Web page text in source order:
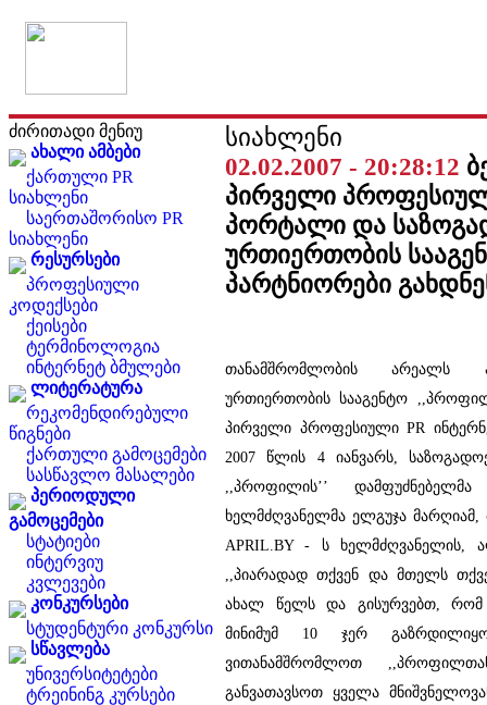
ძირითადი მენიუ
ახალი ამბები
ქართული PR
სიახლენი
საერთაშორისო PR
სიახლენი
რესურსები
პროფესიული
კოდექსები
ქეისები
ტერმინოლოგია
ინტერნეტ ბმულები
ლიტერატურა
რეკომენდირებული
წიგნები
ქართული გამოცემები
სასწავლო მასალები
პერიოდული
გამოცემები
სტატიები
ინტერვიუ
კვლევები
კონკურსები
სტუდენტური კონკურსი
სწავლება
უნივერსიტეტები
ტრეინინგ კურსები
სიახლენი
02.02.2007 - 20:28:12
პირველი
პორტალი და
ურთიერთობის
პარტნიორები
თანამშრომლობის არეალს
ურთიერთობის სააგენტო
პირველი პროფესიული PR
2007 წლის 4 იანვარს,
,,პროფილის’’
ხელმძღვანელმა ელგუჯა
APRIL.BY - ს ხელმძღვანელის,
,,პიარადად თქვენ და მთელს
ახალ წელს და გისურვებთ, რომ
მინიმუმ 10 ჯერ
ვითანამშრომლოთ
განვათავსოთ ყველა